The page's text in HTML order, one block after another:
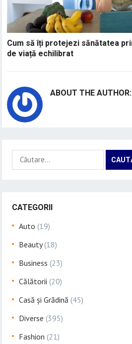
Cum să îți protejezi sănătatea
de viață echilibrat
ABOUT THE
Caută
după:
CATEGORII
Auto (19)
Beauty(18)
Business (23)
Călătorii (20)
Casă și Grădină (45)
Diverse (395)
Fashion (21)